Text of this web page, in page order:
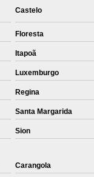
Private Label
Sublimação de
Sublimação
Sublimação em
Castelo
Floresta
Itapoã
Luxemburgo
Regina
Santa Margarida
Sion
Carangola